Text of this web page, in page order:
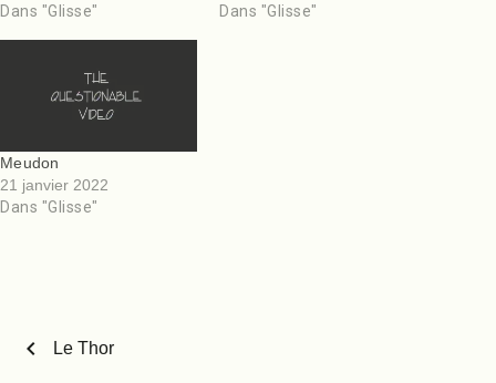
Dans "Glisse"
Dans "Glisse"
Meudon
21 janvier 2022
Dans "Glisse"
chevron_left Le Thor